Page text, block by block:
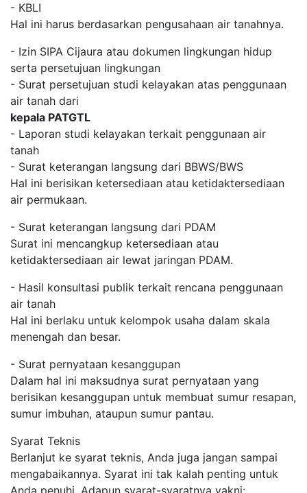
- KBLI
Hal ini harus berdasarkan pengusahaan air tanahnya.
- Izin SIPA Cijaura atau dokumen lingkungan hidup
serta persetujuan lingkungan
- Surat persetujuan studi kelayakan atas penggunaan
air tanah dari
kepala PATGTL
- Laporan studi kelayakan terkait penggunaan air
tanah
- Surat keterangan langsung dari BBWS/BWS
Hal ini berisikan ketersediaan atau ketidaktersediaan
air permukaan.
- Surat keterangan langsung dari PDAM
Surat ini mencangkup ketersediaan atau
ketidaktersediaan air lewat jaringan PDAM.
- Hasil konsultasi publik terkait rencana penggunaan
air tanah
Hal ini berlaku untuk kelompok usaha dalam skala
menengah dan besar.
- Surat pernyataan kesanggupan
Dalam hal ini maksudnya surat pernyataan yang
berisikan kesanggupan untuk membuat sumur resapan,
sumur imbuhan, ataupun sumur pantau.
Syarat Teknis
Berlanjut ke syarat teknis, Anda juga jangan sampai
mengabaikannya. Syarat ini tak kalah penting untuk
Anda penuhi. Adapun syarat-syaratnya yakni: